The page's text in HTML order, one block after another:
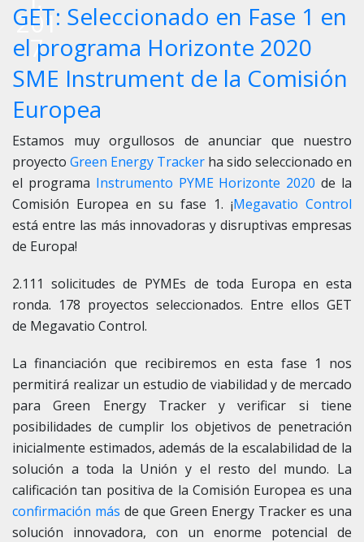
201
7
GET: Seleccionado en Fase 1 en
el programa Horizonte 2020
SME Instrument de la Comisión
Europea
Estamos muy orgullosos de anunciar que nuestro
proyecto Green Energy Tracker ha sido seleccionado en
el programa Instrumento PYME Horizonte 2020de la
Comisión Europea en su fase 1. ¡Megavatio Control
está entre las más innovadoras y disruptivas empresas
de Europa!
2.111 solicitudes de PYMEs de toda Europa en esta
ronda. 178 proyectos seleccionados. Entre ellos GET
de Megavatio Control.
La financiación que recibiremos en esta fase 1 nos
permitirá realizar un estudio de viabilidad y de mercado
para Green Energy Tracker y verificar si tiene
posibilidades de cumplir los objetivos de penetración
inicialmente estimados, además de la escalabilidad de la
solución a toda la Unión y el resto del mundo. La
calificación tan positiva de la Comisión Europea es una
confirmación más de que Green Energy Tracker es una
solución innovadora, con un enorme potencial de